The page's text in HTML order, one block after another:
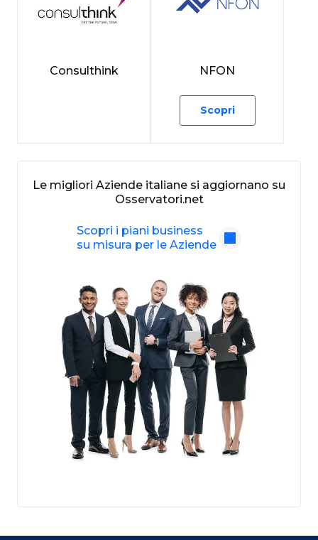
Le migliori Aziende italiane si aggiornano su
Osservatori.net
Scopri i piani business
su misura per le Aziende
Consulthink NFON
Scopri